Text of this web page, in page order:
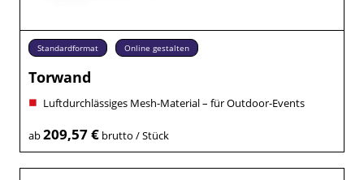
Standardformat Online gestalten
Torwand
Luftdurchlässiges Mesh-Material – für Outdoor-Events
ab209,57 €brutto / Stück